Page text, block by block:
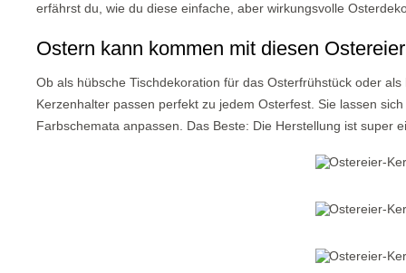
erfährst du, wie du diese einfache, aber wirkungsvolle
Ostern kann kommen mit diesen
Ob als hübsche Tischdekoration für das Osterfrühstück oder
Kerzenhalter passen perfekt zu jedem Osterfest. Sie lassen
Farbschemata anpassen. Das Beste: Die Herstellung ist super